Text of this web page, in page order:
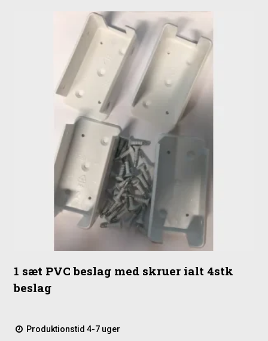
1 sæt PVC beslag med skruer ialt 4stk
beslag
Produktionstid 4-7 uger